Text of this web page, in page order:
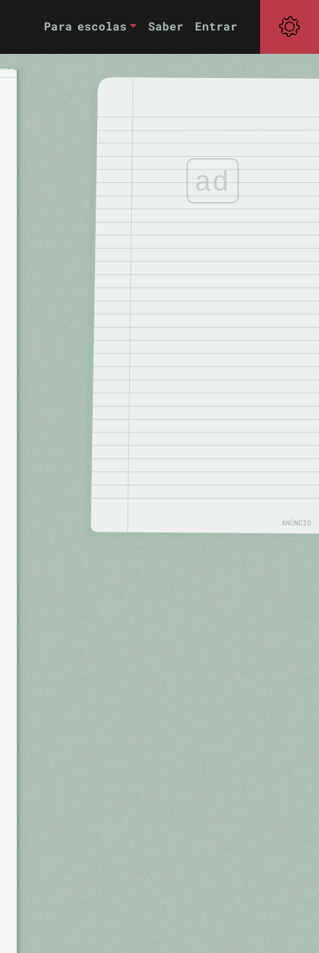
Para escolas Saber Entrar
ad
ANÚNCIO